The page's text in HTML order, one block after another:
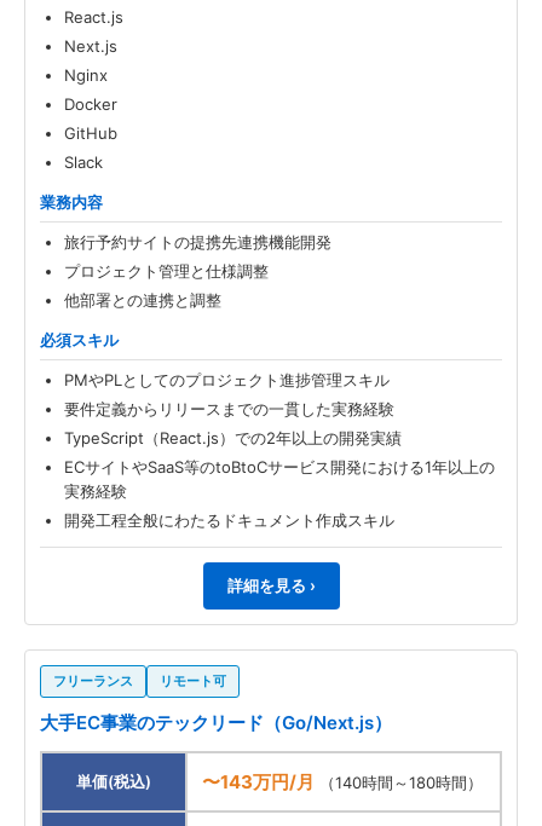
React.js
Next.js
Nginx
Docker
GitHub
Slack
業務内容
旅行予約サイトの提携先連携機能開発
プロジェクト管理と仕様調整
他部署との連携と調整
必須スキル
PMやPLとしてのプロジェクト進捗管理スキル
要件定義からリリースまでの一貫した実務経験
TypeScript（React.js）での2年以上の開発実績
ECサイトやSaaS等のtoBtoCサービス開発における1年以上の
実務経験
開発工程全般にわたるドキュメント作成スキル
詳細を見る ›
フリーランス リモート可
大手EC事業のテックリード（Go/Next.js）
単価(税込) 〜143万円/月 （140時間～180時間）